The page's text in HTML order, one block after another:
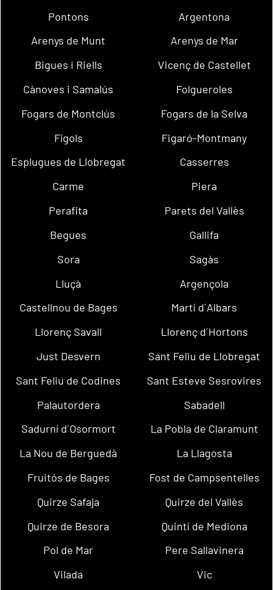
Pontons
Argentona
Arenys de Munt
Arenys de Mar
Bigues i Riells
Vicenç de Castellet
Cànoves i Samalús
Folgueroles
Fogars de Montclús
Fogars de la Selva
Fígols
Figaró-Montmany
Esplugues de Llobregat
Casserres
Carme
Piera
Perafita
Parets del Vallès
Begues
Gallifa
Sora
Sagàs
Lluçà
Argençola
Castellnou de Bages
Martí d´Albars
Llorenç Savall
Llorenç d´Hortons
Just Desvern
Sant Feliu de Llobregat
Sant Feliu de Codines
Sant Esteve Sesrovires
Palautordera
Sabadell
Sadurní d´Osormort
La Pobla de Claramunt
La Nou de Berguedà
La Llagosta
Fruitós de Bages
Fost de Campsentelles
Quirze Safaja
Quirze del Vallès
Quirze de Besora
Quintí de Mediona
Pol de Mar
Pere Sallavinera
Vilada
Vic